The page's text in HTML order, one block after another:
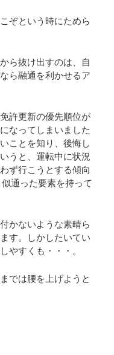
ぞという時にためら
ら抜け出すのは、自
ら融通を利かせるア
許更新の優先順位が
なってしまいました
ことを知り、後悔し
うと、運転中に状況
ず行こうとする傾向
通った要素を持って
かないような素晴ら
す。しかしたいてい
やすくも・・・。
では腰を上げようと